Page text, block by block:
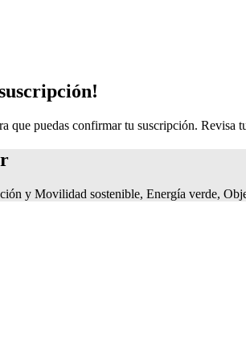
que puedas confirmar tu suscripción. Revisa
y Movilidad sostenible, Energía verde,